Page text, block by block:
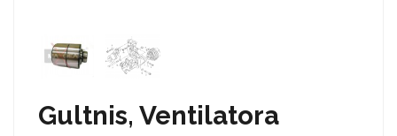
Gultnis, Ventilatora